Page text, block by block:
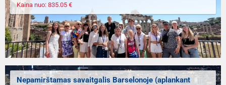
Kaina nuo: 835.05 €
Nepamirštamas savaitgalis Barselonoje (aplankant